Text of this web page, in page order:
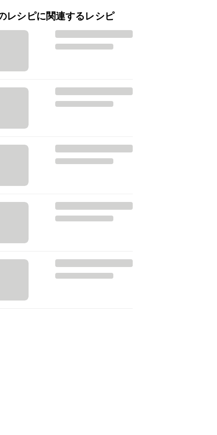
レシピに関連するレシピ